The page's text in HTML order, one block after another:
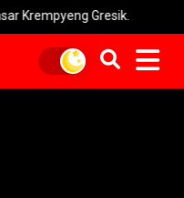
Gresik. PLN Heran